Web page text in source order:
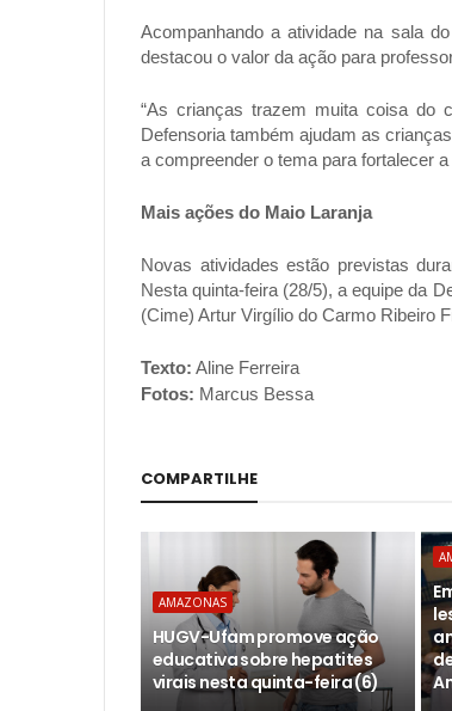
Acompanhando a atividade na sala
destacou o valor da ação para
“As crianças trazem muita coisa do
Defensoria também ajudam as
a compreender o tema para fortalecer
Mais ações do Maio Laranja
Novas atividades estão previstas
Nesta quinta-feira (28/5), a equipe da
(Cime) Artur Virgílio do Carmo Ribeiro
Texto: Aline Ferreira
Fotos: Marcus Bessa
COMPARTILHE
AMAZONAS
HUGV-Ufam promove ação
educativa sobre hepatites
virais nesta quinta-feira (6)